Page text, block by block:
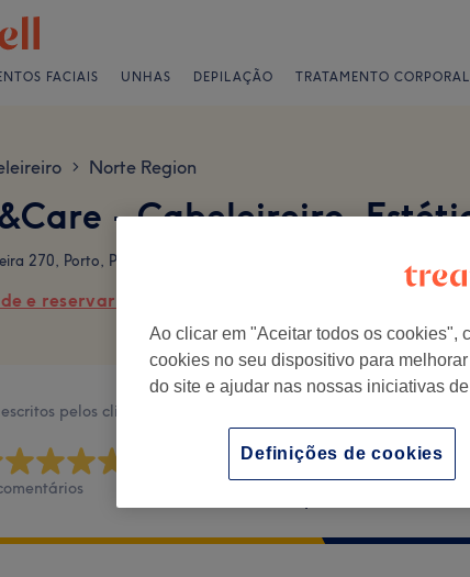
FACIAIS UNHAS DEPILAÇÃO TRATAMENTO CORPORAL
> Norte Region
- Cabeleireiro,
270, Porto, Portugal
e reservar online
pelos clientes após a visita.
Ambiente
Ao clicar em "Aceitar todos os cookies",
cookies no seu dispositivo para
do site e ajudar nas nossas iniciativas
Definições de cookies